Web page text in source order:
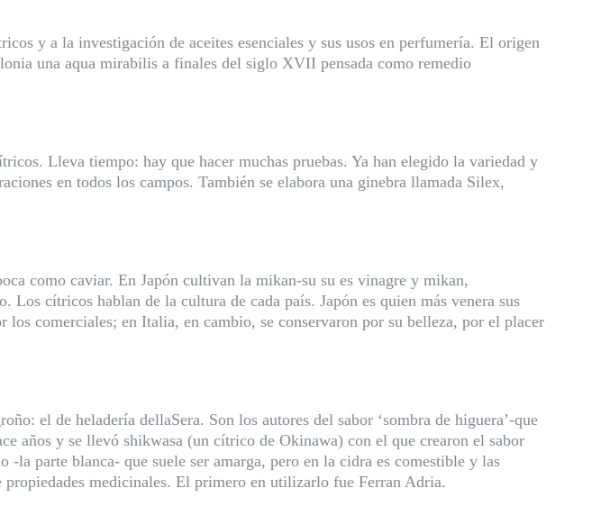
y a la investigación de aceites esenciales y sus usos en perfumería. El origen
una aqua mirabilis a finales del siglo XVII pensada como remedio
Lleva tiempo: hay que hacer muchas pruebas. Ya han elegido la variedad y
en todos los campos. También se elabora una ginebra llamada Silex,
como caviar. En Japón cultivan la mikan-su su es vinagre y mikan,
cítricos hablan de la cultura de cada país. Japón es quien más venera sus
comerciales; en Italia, en cambio, se conservaron por su belleza, por el placer
el de heladería dellaSera. Son los autores del sabor ‘sombra de higuera’-que
años y se llevó shikwasa (un cítrico de Okinawa) con el que crearon el sabor
la parte blanca- que suele ser amarga, pero en la cidra es comestible y las
propiedades medicinales. El primero en utilizarlo fue Ferran Adria.